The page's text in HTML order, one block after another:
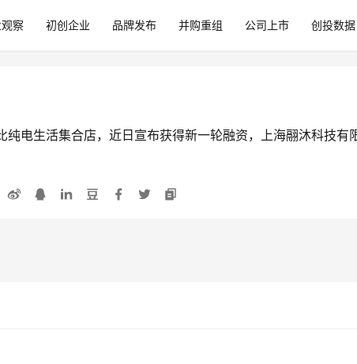
察 初创企业 品牌发布 并购重组 公司上市 创投数据
电生活集合店，近日宣布获得新一轮融资，上海翮沐科技